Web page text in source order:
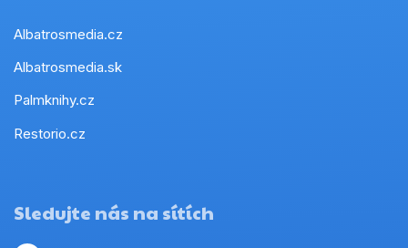
Albatrosmedia.cz
Albatrosmedia.sk
Palmknihy.cz
Restorio.cz
Sledujte nás na sítích